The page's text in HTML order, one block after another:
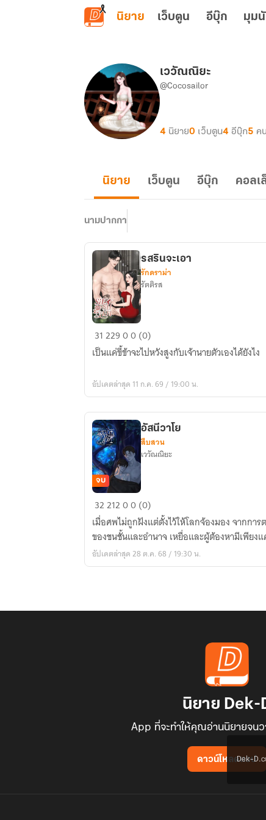
ข้ามไปยังเนื้อหาหลัก
นิยาย เว็บตูน อีบุ๊ก มุม
เววัณณิยะ
@Cocosailor
4 นิยาย0 เว็บตูน4 อีบุ๊ก5 ค
นิยาย เว็บตูน อีบุ๊ก คอลเ
นามปากกา
รส
ริน
จะ
รสรินจะเอา
รักดราม่า
รัตติรส
3122900 (0)
เป็นแค่ขี้ข้าจะไปหวังสูงกับเจ้านายตัวเองได้ยังไง
อัปเดตล่าสุด 11 ก.ค. 69 / 19:00 น.
อัสนี
วาโย
จบ
อัสนีวาโย
สืบสวน
เววัณณิยะ
3221200 (0)
เมื่อศพไม่ถูกฝังแต่ตั้งไว้ให้โลกจ้องมอง จากกา
ของชนชั้นและอำนาจ เหยื่อและผู้ต้องหามีเพียง
อัปเดตล่าสุด 28 ต.ค. 68 / 19:30 น.
นิยาย Dek-
App ที่จะทำให้คุณอ่านนิยายจนว
ดาวน์โหลดแอป
Dek-